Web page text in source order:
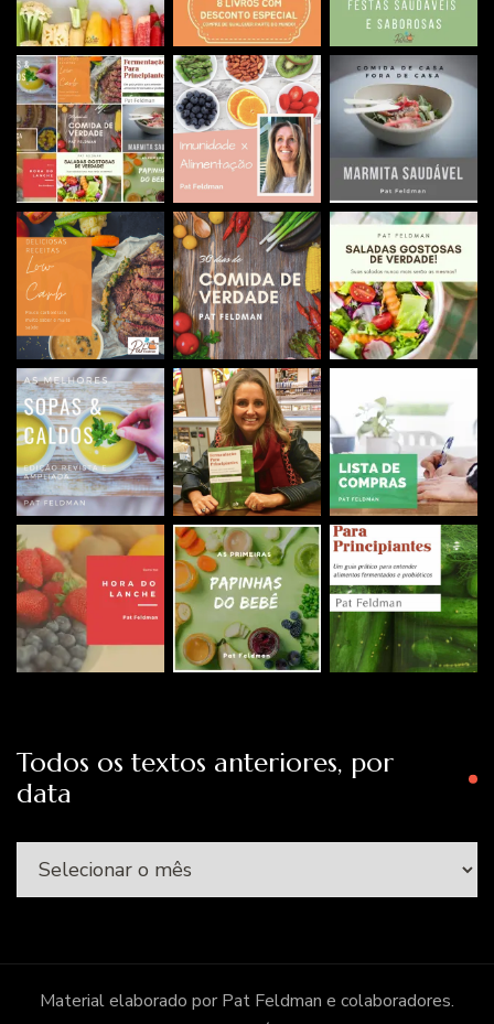
Todos os textos anteriores, por
data
Todos
os
anteriores,
porMaterial elaborado por Pat Feldman e colaboradores.